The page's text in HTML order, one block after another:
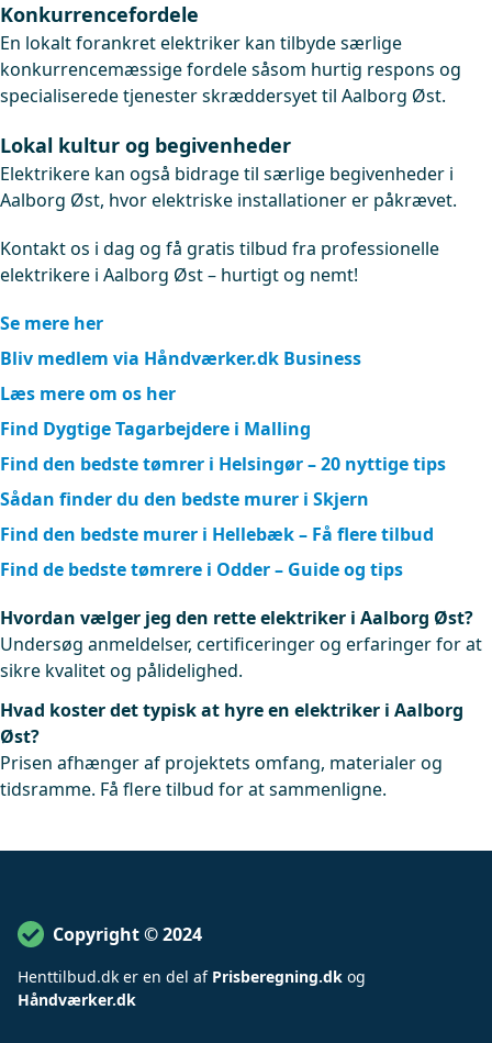
Konkurrencefordele
En lokalt forankret elektriker kan tilbyde særlige
konkurrencemæssige fordele såsom hurtig respons og
specialiserede tjenester skræddersyet til Aalborg Øst.
Lokal kultur og begivenheder
Elektrikere kan også bidrage til særlige begivenheder i
Aalborg Øst, hvor elektriske installationer er påkrævet.
Kontakt os i dag og få gratis tilbud fra professionelle
elektrikere i Aalborg Øst – hurtigt og nemt!
Se mere her
Bliv medlem via Håndværker.dk Business
Læs mere om os her
Find Dygtige Tagarbejdere i Malling
Find den bedste tømrer i Helsingør – 20 nyttige tips
Sådan finder du den bedste murer i Skjern
Find den bedste murer i Hellebæk – Få flere tilbud
Find de bedste tømrere i Odder – Guide og tips
Hvordan vælger jeg den rette elektriker i Aalborg Øst?
Undersøg anmeldelser, certificeringer og erfaringer for at
sikre kvalitet og pålidelighed.
Hvad koster det typisk at hyre en elektriker i Aalborg
Øst?
Prisen afhænger af projektets omfang, materialer og
tidsramme. Få flere tilbud for at sammenligne.
Copyright © 2024
Henttilbud.dk er en del af Prisberegning.dk og
Håndværker.dk